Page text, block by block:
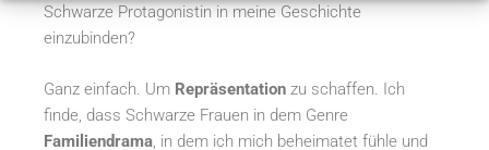
Schwarze Protagonistin in meine Geschichte
einzubinden?
Ganz einfach. Um Repräsentation zu schaffen. Ich
finde, dass Schwarze Frauen in dem Genre
Familiendrama, in dem ich mich beheimatet fühle und